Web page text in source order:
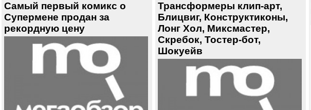
Самый первый комикс о
Супермене продан за
рекордную цену
Трансформеры клип-арт,
Блицвиг, Конструктиконы,
Лонг Хол, Миксмастер,
Скребок, Тостер-бот,
Шокуейв